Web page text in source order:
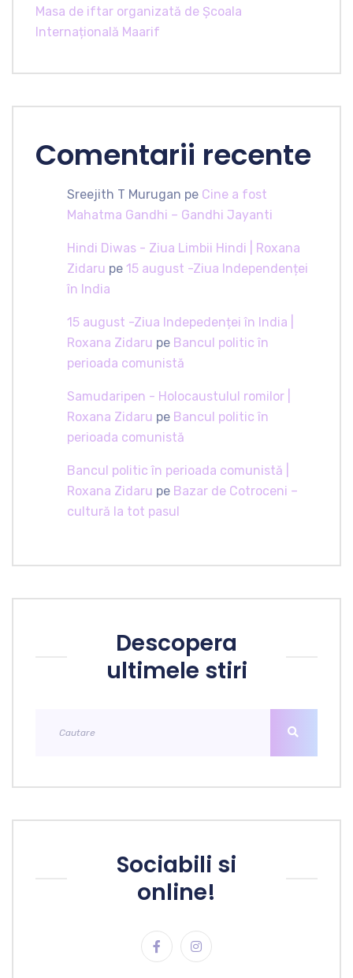
Masa de iftar organizată de Școala
Internațională Maarif
Comentarii recente
Sreejith T Murugan pe Cine a fost
Mahatma Gandhi – Gandhi Jayanti
Hindi Diwas - Ziua Limbii Hindi | Roxana
Zidaru pe 15 august -Ziua Independenței
în India
15 august -Ziua Indepedenței în India |
Roxana Zidaru pe Bancul politic în
perioada comunistă
Samudaripen - Holocaustulul romilor |
Roxana Zidaru pe Bancul politic în
perioada comunistă
Bancul politic în perioada comunistă |
Roxana Zidaru pe Bazar de Cotroceni –
cultură la tot pasul
Descopera
ultimele stiri
Sociabili si
online!